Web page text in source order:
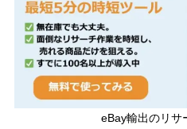
eBay輸出のリサ